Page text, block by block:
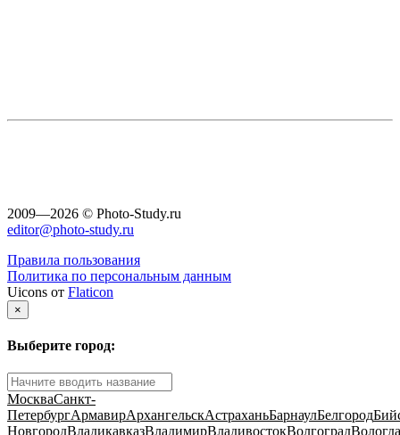
2009—2026 © Photo-Study.ru
editor@photo-study.ru
Правила пользования
Политика по персональным данным
Uicons от Flaticon
×
Выберите город:
МоскваСанкт-
ПетербургАрмавирАрхангельскАстраханьБарнаулБелгород
НовгородВладикавказВладимирВладивостокВолгоградВологда